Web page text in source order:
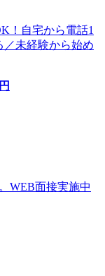
！自宅から電話1
未経験から始め
円
WEB面接実施中